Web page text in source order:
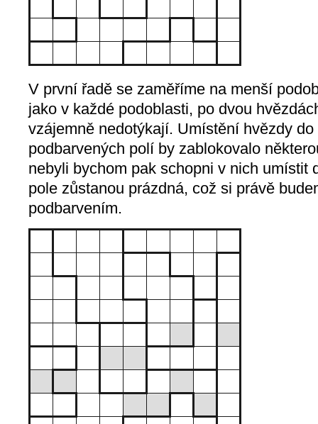
V první řadě se zaměříme na menší
jako v každé podoblasti, po dvou
vzájemně nedotýkají. Umístění hvězdy
podbarvených polí by zablokovalo
nebyli bychom pak schopni v nich umístit
pole zůstanou prázdná, což si právě
podbarvením.